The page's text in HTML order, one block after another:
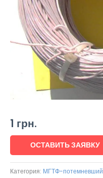
1 грн.
ОСТАВИТЬ ЗАЯВКУ
Категория: МГТФ-потемневший